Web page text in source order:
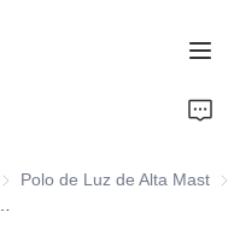
Postes de Luz
Polo de Luz de Alta Mast